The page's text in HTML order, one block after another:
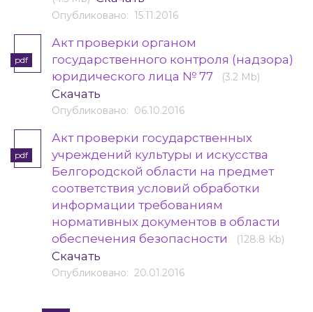
Опубликовано: 15.11.2016
pdf
Акт проверки органом
государственного контроля (надзора)
юридического лица № 77
(3.2 Mb)
Скачать
Опубликовано: 06.10.2016
pdf
Акт проверки государственных
учреждений культуры и искусства
Белгородской области на предмет
соответствия условий обработки
информации требованиям
нормативных документов в области
обеспечения безопасности
(128.8 Kb)
Скачать
Опубликовано: 20.01.2016